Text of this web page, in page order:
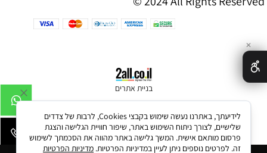
בניית אתרים
✕
לידיעתך, באתרנו נעשה שימוש בקבצי Cookies, לרבות של צדדים
שלישיים, לצורך ניתוח השימוש באתר, שיפור חוויית הגלישה והצגת
פרסום מותאם אישית. המשך גלישה באתר מהווה את הסכמתך לשימוש
זה. לפרטים נוספים ניתן לעיין במדיניות הפרטיות. מדיניות הפרטיות